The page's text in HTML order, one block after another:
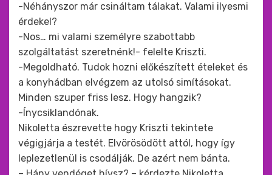
-Néhányszor már csináltam tálakat. Valami ilyesmi
érdekel?
-Nos… mi valami személyre szabottabb
szolgáltatást szeretnénk!- felelte Kriszti.
-Megoldható. Tudok hozni előkészített ételeket és
a konyhádban elvégzem az utolsó simításokat.
Minden szuper friss lesz. Hogy hangzik?
-Ínycsiklandónak.
Nikoletta észrevette hogy Kriszti tekintete
végigjárja a testét. Elvörösödött attól, hogy így
leplezetlenül is csodálják. De azért nem bánta.